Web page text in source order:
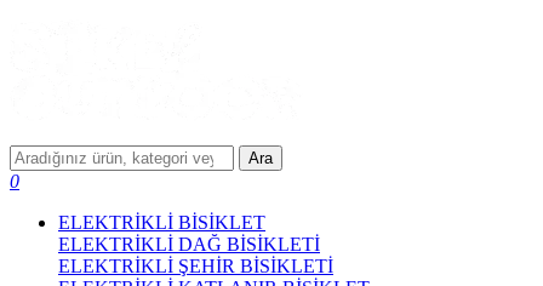
Ara
0
ELEKTRİKLİ BİSİKLET
ELEKTRİKLİ DAĞ BİSİKLETİ
ELEKTRİKLİ ŞEHİR BİSİKLETİ